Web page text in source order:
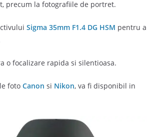
precum la fotografiile de portret.
Sigma 35mm F1.4 DG HSM pentru a
o focalizare rapida si silentioasa.
foto Canon si Nikon, va fi disponibil in